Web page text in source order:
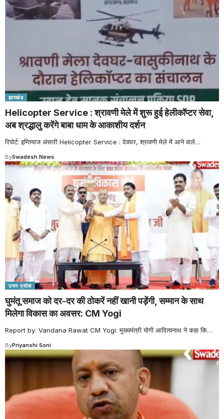
झारखंड
Helicopter Service : श्रावणी मेले में शुरू हुई हेलीकॉप्टर सेवा,
अब श्रद्धालु करेंगे बाबा धाम के आकाशीय दर्शन
रिपोर्ट: इम्तियाज अंसारी Helicopter Service : देवघर, श्रावणी मेले में आने वाले…
BySwadesh News
उत्तर प्रदेश
घुमंतू समाज को दर-दर की ठोकरें नहीं खानी पड़ेंगी, सम्मान के साथ
मिलेगा विकास का अवसर: CM Yogi
Report by: Vandana Rawat CM Yogi: मुख्यमंत्री योगी आदित्यनाथ ने कहा कि…
ByPriyanshi Soni